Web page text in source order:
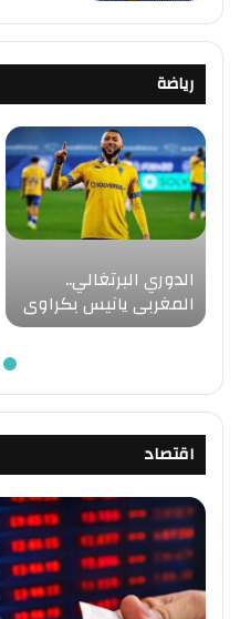
رياضة
الدوري البرتغالي..
المغربي يانيس بكراوي
ينقذ إستوريل من
اقتصاد